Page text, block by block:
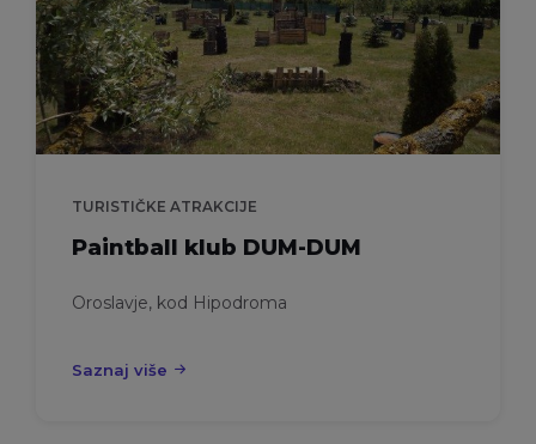
TURISTIČKE ATRAKCIJE
Paintball klub DUM-DUM
Oroslavje, kod Hipodroma
Saznaj više